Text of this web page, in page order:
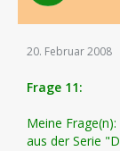
20. Februar 2008
Frage 11:
Meine
aus der Serie